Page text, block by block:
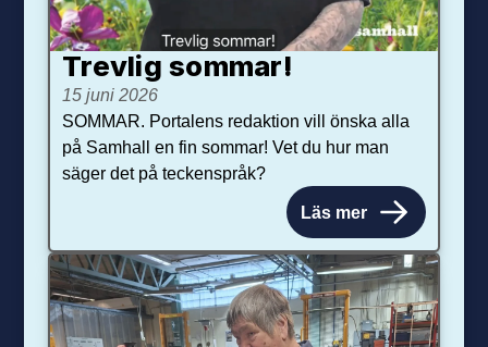
Trevlig sommar!
15 juni 2026
SOMMAR. Portalens redaktion vill önska alla
på Samhall en fin sommar! Vet du hur man
säger det på teckenspråk?
Läs mer